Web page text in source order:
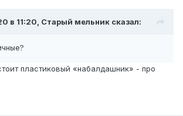
в 11:20, Старый мельник сказал:
пластиковый «набалдашник» - про